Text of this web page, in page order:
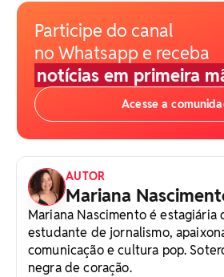
Participe do canal
no Whatsapp e receba
notícias em primeira
Acesse a
AUTOR
Mariana
Mariana Nascimento é estagiária
estudante de jornalismo,
comunicação e cultura pop.
negra de coração.